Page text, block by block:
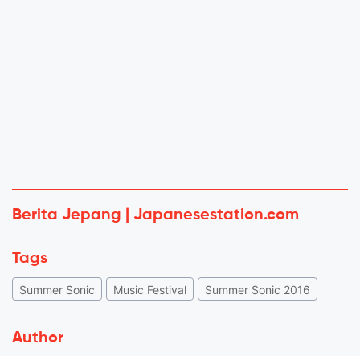
Berita Jepang | Japanesestation.com
Tags
Summer Sonic Music Festival Summer Sonic 2016
Author